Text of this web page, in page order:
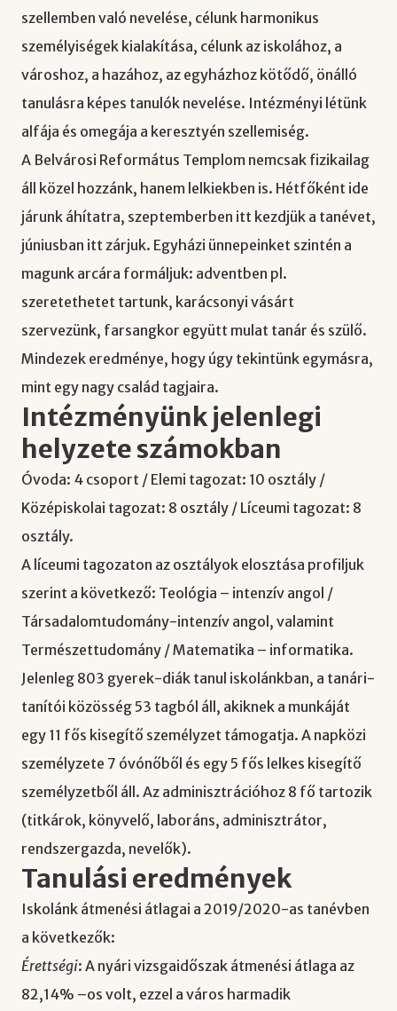
szellemben való nevelése, célunk harmonikus
személyiségek kialakítása, célunk az iskolához, a
városhoz, a hazához, az egyházhoz kötődő, önálló
tanulásra képes tanulók nevelése. Intézményi létünk
alfája és omegája a keresztyén szellemiség.
A Belvárosi Református Templom nemcsak fizikailag
áll közel hozzánk, hanem lelkiekben is. Hétfőként ide
járunk áhítatra, szeptemberben itt kezdjük a tanévet,
júniusban itt zárjuk. Egyházi ünnepeinket szintén a
magunk arcára formáljuk: adventben pl.
szeretethetet tartunk, karácsonyi vásárt
szervezünk, farsangkor együtt mulat tanár és szülő.
Mindezek eredménye, hogy úgy tekintünk egymásra,
mint egy nagy család tagjaira.
Intézményünk jelenlegi
helyzete számokban
Óvoda: 4 csoport / Elemi tagozat: 10 osztály /
Középiskolai tagozat: 8 osztály / Líceumi tagozat: 8
osztály.
A líceumi tagozaton az osztályok elosztása profiljuk
szerint a következő: Teológia – intenzív angol /
Társadalomtudomány-intenzív angol, valamint
Természettudomány / Matematika – informatika.
Jelenleg 803 gyerek-diák tanul iskolánkban, a tanári-
tanítói közösség 53 tagból áll, akiknek a munkáját
egy 11 fős kisegítő személyzet támogatja. A napközi
személyzete 7 óvónőből és egy 5 fős lelkes kisegítő
személyzetből áll. Az adminisztrációhoz 8 fő tartozik
(titkárok, könyvelő, laboráns, adminisztrátor,
rendszergazda, nevelők).
Tanulási eredmények
Iskolánk átmenési átlagai a 2019/2020-as tanévben
a következők:
Érettségi: A nyári vizsgaidőszak átmenési átlaga az
82,14% –os volt, ezzel a város harmadik